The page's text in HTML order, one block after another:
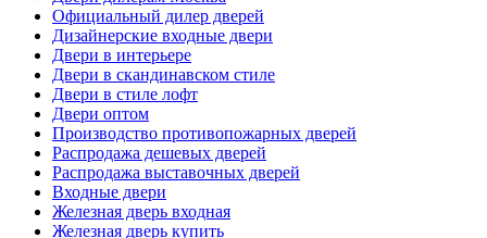
Официальный дилер дверей
Дизайнерские входные двери
Двери в интерьере
Двери в скандинавском стиле
Двери в стиле лофт
Двери оптом
Производство противопожарных дверей
Распродажа дешевых дверей
Распродажа выставочных дверей
Входные двери
Железная дверь входная
Железная дверь купить